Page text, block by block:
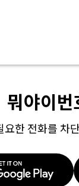
뭐야이
요한 전화를 차